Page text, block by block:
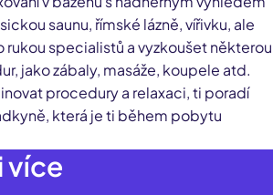
saunu, římské lázně, vířivku, ale
specialistů a vyzkoušet některou
jako zábaly, masáže, koupele atd.
procedury a relaxaci, ti poradí
která je ti během pobytu
více